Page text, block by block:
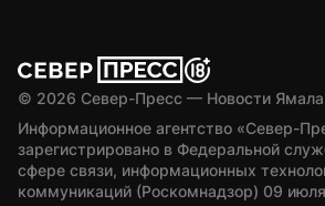
© 2026 Север-Пресс — Новости
Информационное агентство «Север-
зарегистрировано в Федеральной
сфере связи, информационных
коммуникаций (Роскомнадзор) 09